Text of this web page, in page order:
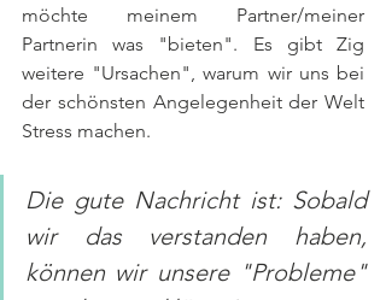
möchte meinem Partner/meiner
Partnerin was "bieten". Es gibt Zig
weitere "Ursachen", warum wir uns bei
der schönsten Angelegenheit der Welt
Stress machen.
Die gute Nachricht ist: Sobald
wir das verstanden haben,
können wir unsere "Probleme"